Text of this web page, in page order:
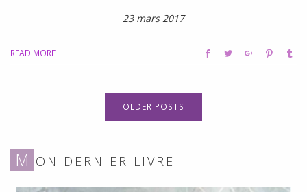
23 mars 2017
READ MORE
OLDER POSTS
M ON DERNIER LIVRE